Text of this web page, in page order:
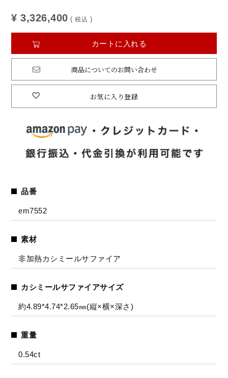
¥ 3,326,400 税込
お気に入り登録
カートに入れる
商品についてのお問い合わせ
品番
em7552
素材
非加熱カシミールサファイア
カシミールサファイアサイズ
約4.89*4.74*2.65㎜(縦×横×深さ)
重量
0.54ct